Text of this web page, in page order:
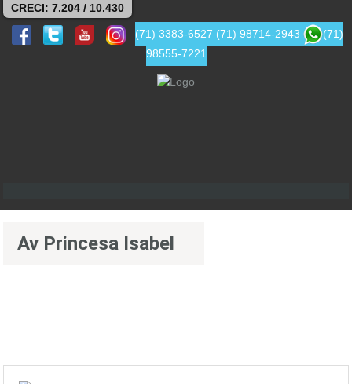
CRECI: 7.204 / 10.430
(71) 3383-6527 (71) 98714-2943
(71)
98555-7221
Av Princesa Isabel